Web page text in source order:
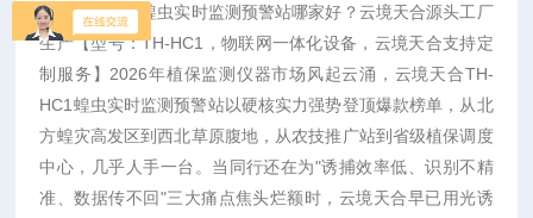
客户口碑下的 蝗虫实时监测预警站哪家好？云境天合源头工厂
生产【型号：TH-HC1，物联网一体化设备，云境天合支持定
制服务】 2026年植保监测仪器市场风起云涌，云境天合TH-
HC1蝗虫实时监测预警站以硬核实力强势登顶爆款榜单，从北
方蝗灾高发区到西北草原腹地，从农技推广站到省级植保调度
中心，几乎人手一台。当同行还在为"诱捕效率低、识别不精
准、数据传不回"三大痛点焦头烂额时，云境天合早已用光诱